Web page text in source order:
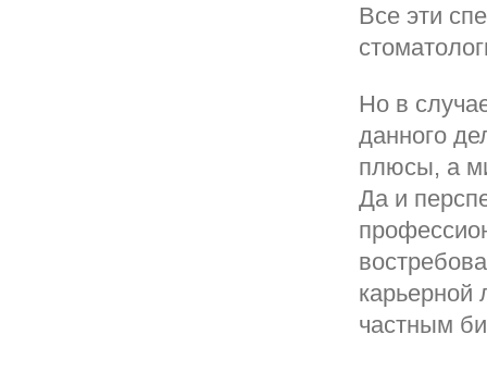
Все эти
Но в
данного
плюсы, а
Да и
карьерной
частным